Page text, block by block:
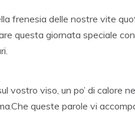
frenesia delle nostre vite
questa giornata speciale
vostro viso, un po’ di calore
queste parole vi